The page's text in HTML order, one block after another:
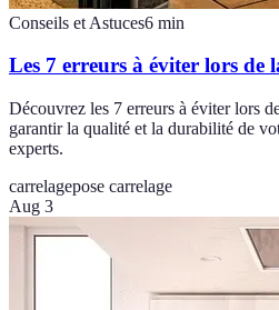
Conseils et Astuces6 min
Les 7 erreurs à éviter lors de
Découvrez les 7 erreurs à éviter lors
garantir la qualité et la durabilité de
experts.
carrelagepose carrelage
Aug 3